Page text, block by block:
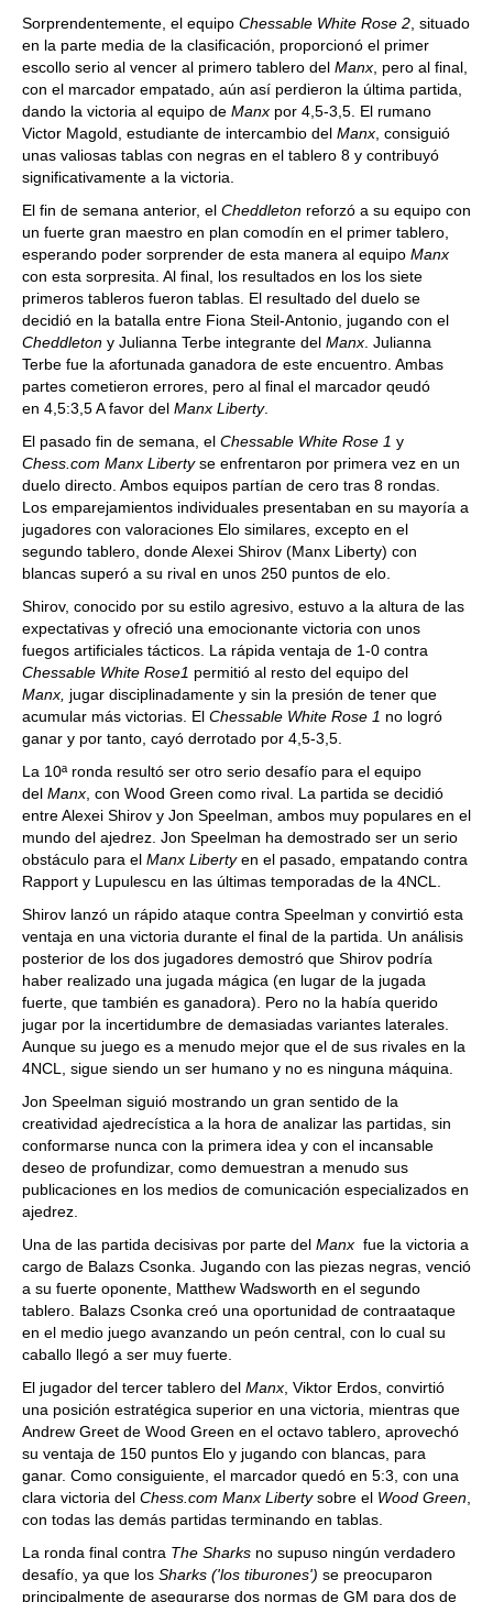
Sorprendentemente, el equipo Chessable White Rose 2 , situado
en la parte media de la clasificación, proporcionó el primer
escollo serio al vencer al primero tablero del Manx , pero al final,
con el marcador empatado, aún así perdieron la última partida,
dando la victoria al equipo de Manx por 4,5-3,5. El rumano
Victor Magold, estudiante de intercambio del Manx , consiguió
unas valiosas tablas con negras en el tablero 8 y contribuyó
significativamente a la victoria.
El fin de semana anterior, el Cheddleton reforzó a su equipo con
un fuerte gran maestro en plan comodín en el primer tablero,
esperando poder sorprender de esta manera al equipo Manx
con esta sorpresita. Al final, los resultados en los los siete
primeros tableros fueron tablas. El resultado del duelo se
decidió en la batalla entre Fiona Steil-Antonio, jugando con el
Cheddleton y Julianna Terbe integrante del Manx . Julianna
Terbe fue la afortunada ganadora de este encuentro. Ambas
partes cometieron errores, pero al final el marcador qeudó
en 4,5:3,5 A favor del Manx Liberty.
El pasado fin de semana, el Chessable White Rose 1 y
Chess.com Manx Libertyse enfrentaron por primera vez en un
duelo directo. Ambos equipos partían de cero tras 8 rondas.
Los emparejamientos individuales presentaban en su mayoría a
jugadores con valoraciones Elo similares, excepto en el
segundo tablero, donde Alexei Shirov (Manx Liberty) con
blancas superó a su rival en unos 250 puntos de elo.
Shirov, conocido por su estilo agresivo, estuvo a la altura de las
expectativas y ofreció una emocionante victoria con unos
fuegos artificiales tácticos. La rápida ventaja de 1-0 contra
Chessable White Rose1 permitió al resto del equipo del
Manx, jugar disciplinadamente y sin la presión de tener que
acumular más victorias. El Chessable White Rose 1 no logró
ganar y por tanto, cayó derrotado por 4,5-3,5.
La 10ª ronda resultó ser otro serio desafío para el equipo
del Manx , con Wood Green como rival. La partida se decidió
entre Alexei Shirov y Jon Speelman, ambos muy populares en el
mundo del ajedrez. Jon Speelman ha demostrado ser un serio
obstáculo para el Manx Libertyen el pasado, empatando contra
Rapport y Lupulescu en las últimas temporadas de la 4NCL.
Shirov lanzó un rápido ataque contra Speelman y convirtió esta
ventaja en una victoria durante el final de la partida. Un análisis
posterior de los dos jugadores demostró que Shirov podría
haber realizado una jugada mágica (en lugar de la jugada
fuerte, que también es ganadora). Pero no la había querido
jugar por la incertidumbre de demasiadas variantes laterales.
Aunque su juego es a menudo mejor que el de sus rivales en la
4NCL, sigue siendo un ser humano y no es ninguna máquina.
Jon Speelman siguió mostrando un gran sentido de la
creatividad ajedrecística a la hora de analizar las partidas, sin
conformarse nunca con la primera idea y con el incansable
deseo de profundizar, como demuestran a menudo sus
publicaciones en los medios de comunicación especializados en
ajedrez.
Una de las partida decisivas por parte del Manx fue la victoria a
cargo de Balazs Csonka. Jugando con las piezas negras, venció
a su fuerte oponente, Matthew Wadsworth en el segundo
tablero. Balazs Csonka creó una oportunidad de contraataque
en el medio juego avanzando un peón central, con lo cual su
caballo llegó a ser muy fuerte.
El jugador del tercer tablero del Manx , Viktor Erdos, convirtió
una posición estratégica superior en una victoria, mientras que
Andrew Greet de Wood Green en el octavo tablero, aprovechó
su ventaja de 150 puntos Elo y jugando con blancas, para
ganar. Como consiguiente, el marcador quedó en 5:3, con una
clara victoria del Chess.com Manx Libertysobre el Wood Green
con todas las demás partidas terminando en tablas.
La ronda final contra The Sharks no supuso ningún verdadero
desafío, ya que los Sharks ('los tiburones') se preocuparon
principalmente de asegurarse dos normas de GM para dos de